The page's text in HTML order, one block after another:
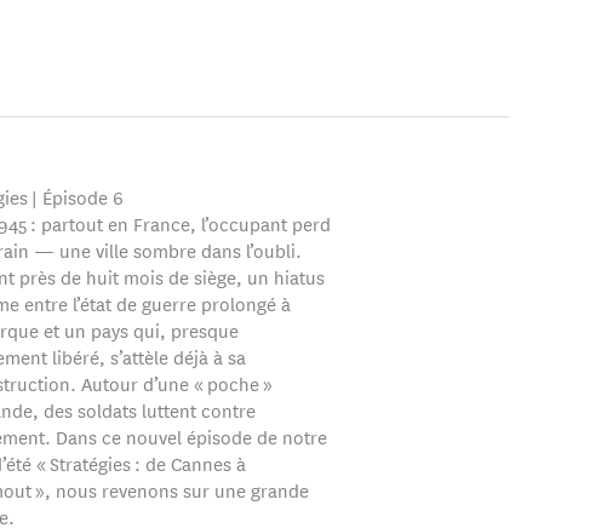
| Épisode 6
: partout en France, l’occupant perd
— une ville sombre dans l’oubli.
près de huit mois de siège, un hiatus
entre l’état de guerre prolongé à
et un pays qui, presque
libéré, s’attèle déjà à sa
Autour d’une « poche »
des soldats luttent contre
Dans ce nouvel épisode de notre
« Stratégies : de Cannes à
», nous revenons sur une grande